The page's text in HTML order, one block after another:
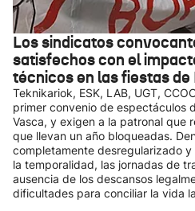
Los sindicatos
satisfechos con el
técnicos en las fiestas de
Teknikariok, ESK, LAB, UGT,
primer convenio de espectáculos
Vasca, y exigen a la patronal que
que llevan un año bloqueadas.
completamente desregularizado
la temporalidad, las jornadas de
ausencia de los descansos
dificultades para conciliar la vida